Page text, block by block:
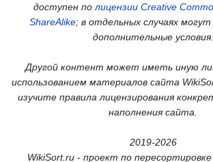
доступен по лицензии Creative
ShareAlike; в отдельных случаях
дополнительные условия.
Другой контент может иметь иную
использованием материалов сайта
изучите правила лицензирования
наполнения сайта.
2019-2026
WikiSort.ru - проект по